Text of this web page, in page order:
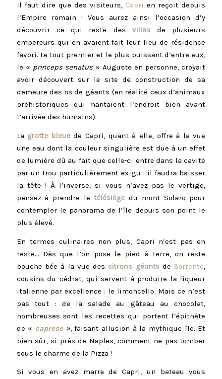
Il faut dire que des visiteurs, Capri en reçoit depuis
l’Empire romain ! Vous aurez ainsi l’occasion d’y
découvrir ce qui reste des villasde plusieurs
empereurs qui en avaient fait leur lieu de résidence
favori. Le tout premier et le plus puissant d’entre eux,
le « princeps senatus » Auguste en personne, croyait
avoir découvert sur le site de construction de sa
demeure des os de géants (en réalité ceux d’animaux
préhistoriques qui hantaient l’endroit bien avant
l’arrivée des humains).
La grotte bleuede Capri, quant à elle, offre à la vue
une eau dont la couleur singulière est due à un effet
de lumière dû au fait que celle-ci entre dans la cavité
par un trou particulièrement exigu : il faudra baisser
la tête ! À l’inverse, si vous n’avez pas le vertige,
pensez à prendre le télésiège du mont Solaro pour
contempler le panorama de l’île depuis son point le
plus élevé.
En termes culinaires non plus, Capri n’est pas en
reste… Dès que l’on pose le pied à terre, on reste
bouche bée à la vue des citrons géantsde Sorrente,
cousins du cédrat, qui servent à produire la liqueur
italienne par excellence : le limoncello. Mais ce n’est
pas tout : de la salade au gâteau au chocolat,
nombreuses sont les recettes qui portent l’épithète
de « caprese», faisant allusion à la mythique île. Et
bien sûr, si près de Naples, comment ne pas tomber
sous le charme de la Pizza !
Si vous en avez marre de Capri, un bateau vous